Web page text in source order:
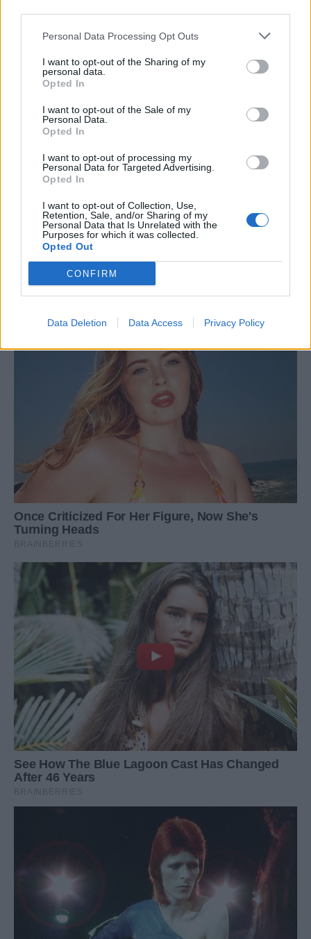
Personal Data Processing Opt Outs
I want to opt-out of the Sharing of my
personal data.
Opted In
I want to opt-out of the Sale of my
Personal Data.
Opted In
I want to opt-out of processing my
Personal Data for Targeted Advertising.
Opted In
I want to opt-out of Collection, Use,
Retention, Sale, and/or Sharing of my
Personal Data that Is Unrelated with the
Purposes for which it was collected.
Opted Out
CONFIRM
Data Deletion Data Access Privacy Policy